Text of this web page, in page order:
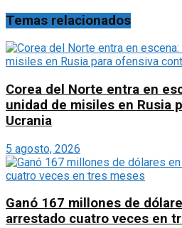
Temas relacionados
Corea del Norte entra en
unidad de misiles en Rusia
Ucrania
5 agosto, 2026
Ganó 167 millones de
arrestado cuatro veces en